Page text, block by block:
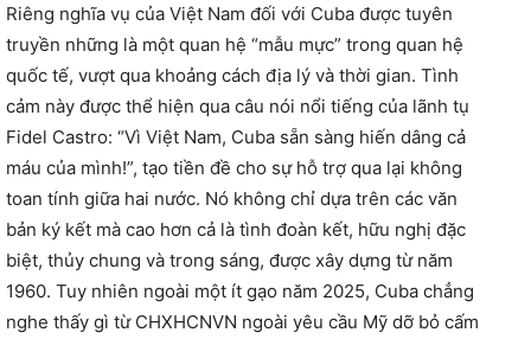
Riêng nghĩa vụ của Việt Nam đối với Cuba được tuyên
truyền những là một quan hệ “mẫu mực” trong quan hệ
quốc tế, vượt qua khoảng cách địa lý và thời gian. Tình
cảm này được thể hiện qua câu nói nổi tiếng của lãnh tụ
Fidel Castro: “Vì Việt Nam, Cuba sẵn sàng hiến dâng cả
máu của mình!”, tạo tiền đề cho sự hỗ trợ qua lại không
toan tính giữa hai nước. Nó không chỉ dựa trên các văn
bản ký kết mà cao hơn cả là tình đoàn kết, hữu nghị đặc
biệt, thủy chung và trong sáng, được xây dựng từ năm
1960. Tuy nhiên ngoài một ít gạo năm 2025, Cuba chẳng
nghe thấy gì từ CHXHCNVN ngoài yêu cầu Mỹ dỡ bỏ cấm